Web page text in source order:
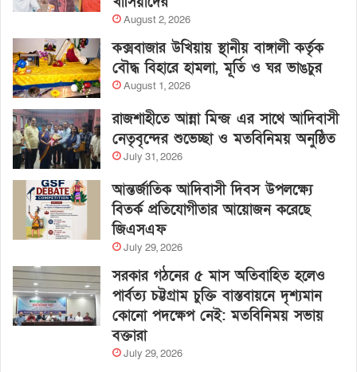
August 2, 2026
কক্সবাজার উখিয়ায় স্থানীয় বাঙ্গালী কর্তৃক
বৌদ্ধ বিহারে হামলা, মূর্তি ও ঘর ভাঙচুর
August 1, 2026
রাজশাহীতে আন্না মিন্জ এর সাথে আদিবাসী
নেতৃবৃন্দের শুভেচ্ছা ও মতবিনিময় অনুষ্ঠিত
July 31, 2026
আন্তর্জাতিক আদিবাসী দিবস উপলক্ষ্যে
বিতর্ক প্রতিযোগীতার আয়োজন করেছে
জিএসএফ
July 29, 2026
সরকার গঠনের ৫ মাস অতিবাহিত হলেও
পার্বত্য চট্টগ্রাম চুক্তি বাস্তবায়নে দৃশ্যমান
কোনো পদক্ষেপ নেই: মতবিনিময় সভায়
বক্তারা
July 29, 2026